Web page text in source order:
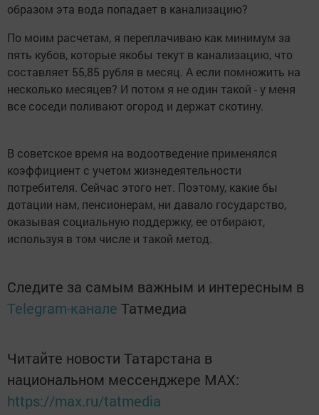
образом эта вода попадает в канализацию?
По моим расчетам, я переплачиваю как минимум за
пять кубов, которые якобы текут в канализацию, что
составляет 55,85 рубля в месяц. А если помножить на
несколько месяцев? И потом я не один такой - у меня
все соседи поливают огород и держат скотину.
В советское время на водоотведение применялся
коэффициент с учетом жизнедеятельности
потребителя. Сейчас этого нет. Поэтому, какие бы
дотации нам, пенсионерам, ни давало государство,
оказывая социальную поддержку, ее отбирают,
используя в том числе и такой метод.
Следите за самым важным и интересным в
Telegram-канале Татмедиа
Читайте новости Татарстана в
национальном мессенджере MАХ:
https://max.ru/tatmedia